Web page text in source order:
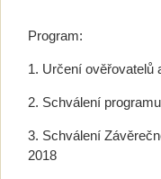
Program:
1. Určení ověřovatelů
2. Schválení
3. Schválení
2018